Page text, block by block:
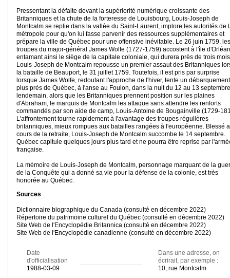
Pressentant la défaite devant la supériorité numérique croissante des
Britanniques et la chute de la forteresse de Louisbourg, Louis-Joseph de
Montcalm se replie dans la vallée du Saint-Laurent, implore les autorités de
métropole pour qu'on lui fasse parvenir des ressources supplémentaires et
prépare la ville de Québec pour une offensive inévitable. Le 26 juin 1759, les
troupes du major-général James Wolfe (1727-1759) accostent à l'île
entamant ainsi le siège de la capitale coloniale, qui durera près de trois
Louis-Joseph de Montcalm repousse un premier assaut des Britanniques
la bataille de Beauport, le 31 juillet 1759. Toutefois, il est pris par surprise
lorsque James Wolfe, redoutant l'approche de l'hiver, tente un débarquement
plus près de Québec, à l'anse au Foulon, dans la nuit du 12 au 13
lendemain, alors que les Britanniques prennent position sur les plaines
d'Abraham, le marquis de Montcalm les attaque sans attendre les renforts
commandés par son aide de camp, Louis-Antoine de Bougainville (1729-
L'affrontement tourne rapidement à l'avantage des troupes régulières
britanniques, mieux rompues aux batailles rangées à l'européenne. Blessé
cours de la retraite, Louis-Joseph de Montcalm succombe le 14 septembre.
Québec capitule quelques jours plus tard et ne pourra être reprise par
française.
La mémoire de Louis-Joseph de Montcalm, personnage marquant de la
de la Conquête qui a donné sa vie pour la défense de la colonie, est très
honorée au Québec.
Sources
Dictionnaire biographique du Canada (consulté en décembre 2022)
Répertoire du patrimoine culturel du Québec (consulté en décembre 2022)
Site Web de l'Encyclopédie Britannica (consulté en décembre 2022)
Site Web de l'Encyclopédie canadienne (consulté en décembre 2022)
Date
d'officialisation
1988-03-09
Dans une adresse, on
écrirait, par exemple :
10, rue Montcalm